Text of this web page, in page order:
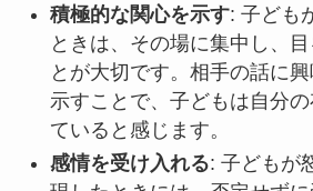
積極的な関心を示す: 子ども
ときは、その場に集中し、
とが大切です。相手の話に
示すことで、子どもは自分
ていると感じます。
感情を受け入れる: 子どもが